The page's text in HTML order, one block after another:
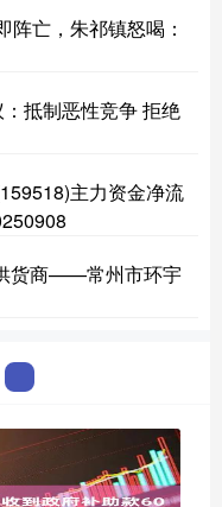
亡，朱祁镇怒喝：
抵制恶性竞争 拒绝
主力资金净流
货商——常州市环宇